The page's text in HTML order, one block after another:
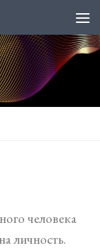
человека
личность.